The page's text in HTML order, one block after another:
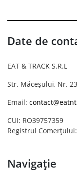
Date de
EAT & TRACK S.R.L
Str. Măceșului, Nr.
Email:
CUI: RO39757359
Registrul Comerțului:
Navigație